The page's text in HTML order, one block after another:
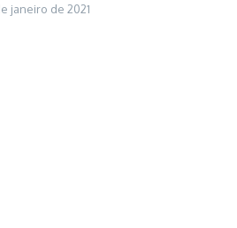
janeiro de 2021